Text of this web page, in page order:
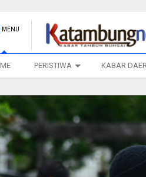
MENU
PERISTIWA KABAR